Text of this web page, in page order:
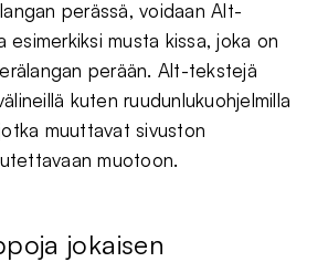
perässä, voidaan Alt-
esimerkiksi musta kissa, joka on
perään. Alt-tekstejä
kuten ruudunlukuohjelmilla
muuttavat sivuston
muotoon.
jokaisen